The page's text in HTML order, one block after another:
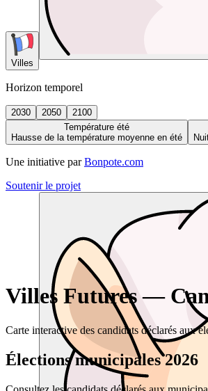
Villes
Horizon temporel
2030 2050
2100
Température été
Hausse de la température moyenne en été
Une initiative par Bonpote.com
Soutenir le projet
Villes Futures —
Carte interactive des candidats déclarés aux
Élections municipales 2026